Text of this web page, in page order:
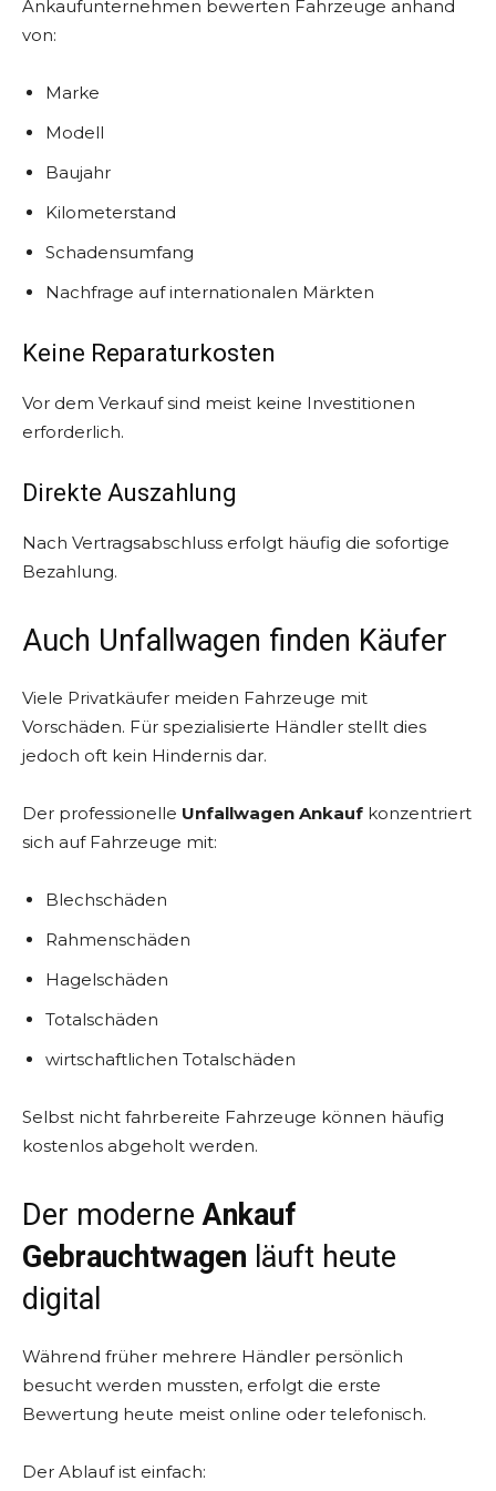
Ankaufunternehmen bewerten Fahrzeuge anhand
von:
Marke
Modell
Baujahr
Kilometerstand
Schadensumfang
Nachfrage auf internationalen Märkten
Keine Reparaturkosten
Vor dem Verkauf sind meist keine Investitionen
erforderlich.
Direkte Auszahlung
Nach Vertragsabschluss erfolgt häufig die sofortige
Bezahlung.
Auch Unfallwagen finden Käufer
Viele Privatkäufer meiden Fahrzeuge mit
Vorschäden. Für spezialisierte Händler stellt dies
jedoch oft kein Hindernis dar.
Der professionelle Unfallwagen Ankauf konzentriert
sich auf Fahrzeuge mit:
Blechschäden
Rahmenschäden
Hagelschäden
Totalschäden
wirtschaftlichen Totalschäden
Selbst nicht fahrbereite Fahrzeuge können häufig
kostenlos abgeholt werden.
Der moderneAnkauf
Gebrauchtwagen läuft heute
digital
Während früher mehrere Händler persönlich
besucht werden mussten, erfolgt die erste
Bewertung heute meist online oder telefonisch.
Der Ablauf ist einfach: